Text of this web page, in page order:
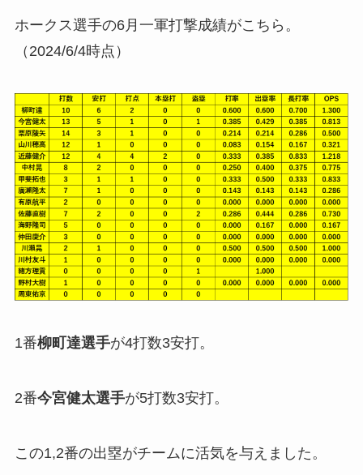
ホークス選手の6月一軍打撃成績がこちら。
（2024/6/4時点）
1番柳町達選手が4打数3安打。
2番今宮健太選手が5打数3安打。
この1,2番の出塁がチームに活気を与えました。